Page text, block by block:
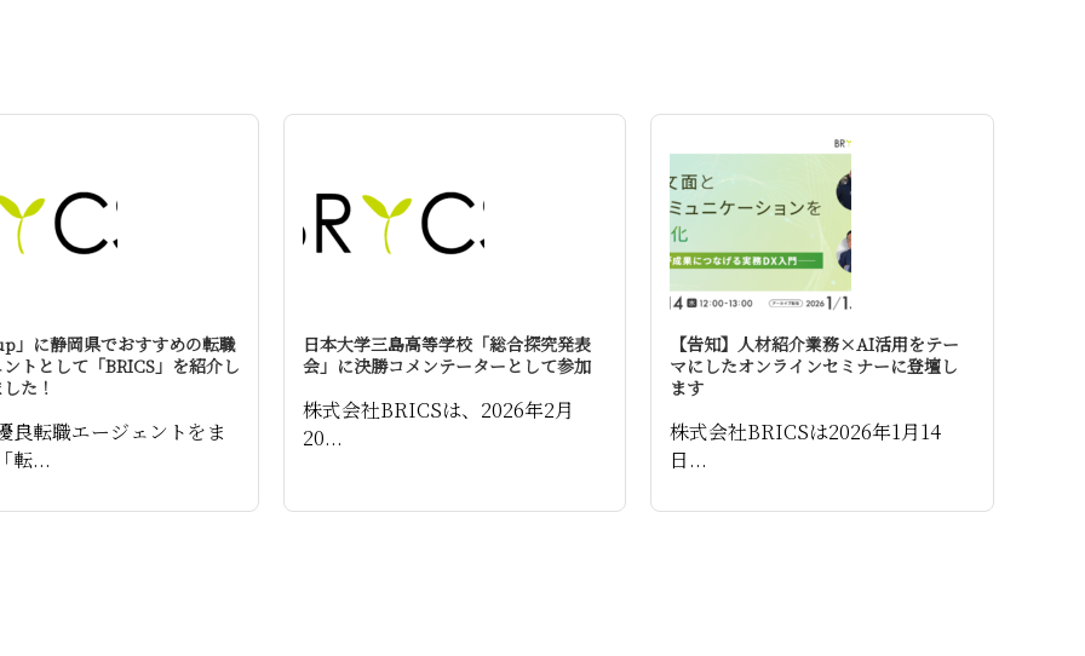
」に静岡県でおすすめの転職
トとして「BRICS」を紹介し
た！
良転職エージェントをま
転...
日本大学三島高等学校「総合探究発表
会」に決勝コメンテーターとして参加
株式会社BRICSは、2026年2月
20...
【告知】人材紹介業務×AI活用をテー
マにしたオンラインセミナーに登壇し
ます
株式会社BRICSは2026年1月14
日...